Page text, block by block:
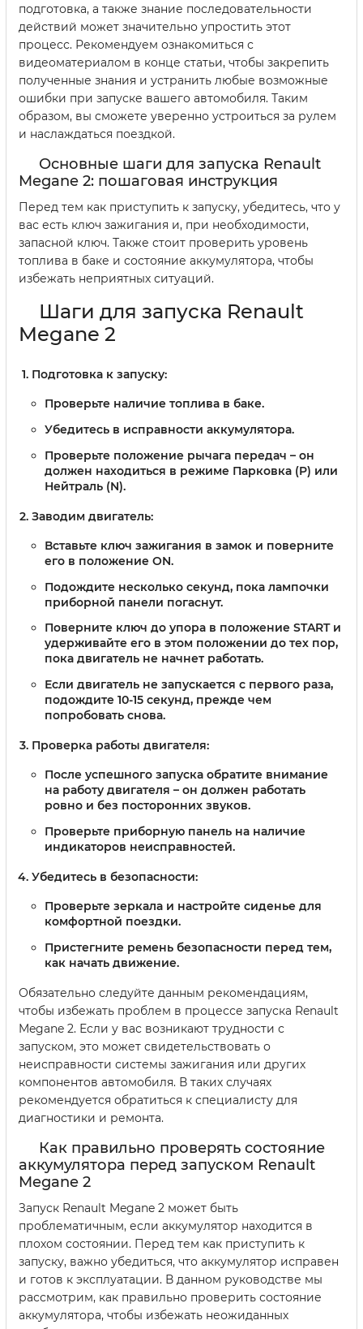
подготовка, а также знание последовательности
действий может значительно упростить этот
процесс. Рекомендуем ознакомиться с
видеоматериалом в конце статьи, чтобы закрепить
полученные знания и устранить любые возможные
ошибки при запуске вашего автомобиля. Таким
образом, вы сможете уверенно устроиться за рулем
и наслаждаться поездкой.
Основные шаги для запуска Renault
Megane 2: пошаговая инструкция
Перед тем как приступить к запуску, убедитесь, что у
вас есть ключ зажигания и, при необходимости,
запасной ключ. Также стоит проверить уровень
топлива в баке и состояние аккумулятора, чтобы
избежать неприятных ситуаций.
Шаги для запуска Renault
Megane 2
Подготовка к запуску:
Проверьте наличие топлива в баке.
Убедитесь в исправности аккумулятора.
Проверьте положение рычага передач – он
должен находиться в режиме Парковка (P) или
Нейтраль (N).
Заводим двигатель:
Вставьте ключ зажигания в замок и поверните
его в положение ON.
Подождите несколько секунд, пока лампочки
приборной панели погаснут.
Поверните ключ до упора в положение START и
удерживайте его в этом положении до тех пор,
пока двигатель не начнет работать.
Если двигатель не запускается с первого раза,
подождите 10-15 секунд, прежде чем
попробовать снова.
Проверка работы двигателя:
После успешного запуска обратите внимание
на работу двигателя – он должен работать
ровно и без посторонних звуков.
Проверьте приборную панель на наличие
индикаторов неисправностей.
Убедитесь в безопасности:
Проверьте зеркала и настройте сиденье для
комфортной поездки.
Пристегните ремень безопасности перед тем,
как начать движение.
Обязательно следуйте данным рекомендациям,
чтобы избежать проблем в процессе запуска Renault
Megane 2. Если у вас возникают трудности с
запуском, это может свидетельствовать о
неисправности системы зажигания или других
компонентов автомобиля. В таких случаях
рекомендуется обратиться к специалисту для
диагностики и ремонта.
Как правильно проверять состояние
аккумулятора перед запуском Renault
Megane 2
Запуск Renault Megane 2 может быть
проблематичным, если аккумулятор находится в
плохом состоянии. Перед тем как приступить к
запуску, важно убедиться, что аккумулятор исправен
и готов к эксплуатации. В данном руководстве мы
рассмотрим, как правильно проверить состояние
аккумулятора, чтобы избежать неожиданных